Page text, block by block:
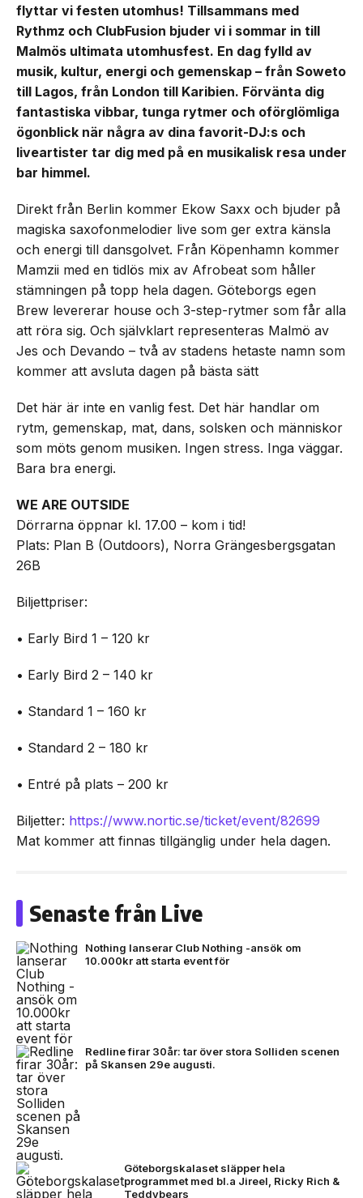
flyttar vi festen utomhus! Tillsammans med
Rythmz och ClubFusion bjuder vi i sommar in till
Malmös ultimata utomhusfest. En dag fylld av
musik, kultur, energi och gemenskap – från Soweto
till Lagos, från London till Karibien. Förvänta dig
fantastiska vibbar, tunga rytmer och oförglömliga
ögonblick när några av dina favorit-DJ:s och
liveartister tar dig med på en musikalisk resa under
bar himmel.
Direkt från Berlin kommer Ekow Saxx och bjuder på
magiska saxofonmelodier live som ger extra känsla
och energi till dansgolvet. Från Köpenhamn kommer
Mamzii med en tidlös mix av Afrobeat som håller
stämningen på topp hela dagen. Göteborgs egen
Brew levererar house och 3-step-rytmer som får alla
att röra sig. Och självklart representeras Malmö av
Jes och Devando – två av stadens hetaste namn som
kommer att avsluta dagen på bästa sätt
Det här är inte en vanlig fest. Det här handlar om
rytm, gemenskap, mat, dans, solsken och människor
som möts genom musiken. Ingen stress. Inga väggar.
Bara bra energi.
WE ARE OUTSIDE
Dörrarna öppnar kl. 17.00 – kom i tid!
Plats: Plan B (Outdoors), Norra Grängesbergsgatan
26B
Biljettpriser:
• Early Bird 1 – 120 kr
• Early Bird 2 – 140 kr
• Standard 1 – 160 kr
• Standard 2 – 180 kr
• Entré på plats – 200 kr
Biljetter: https://www.nortic.se/ticket/event/82699
Mat kommer att finnas tillgänglig under hela dagen.
Senaste från Live
Nothing lanserar Club Nothing -ansök om
10.000kr att starta event för
Redline firar 30år: tar över stora Solliden scenen
på Skansen 29e augusti.
Göteborgskalaset släpper hela
programmet med bl.a Jireel, Ricky Rich &
Teddybears